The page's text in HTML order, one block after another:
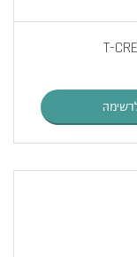
T-